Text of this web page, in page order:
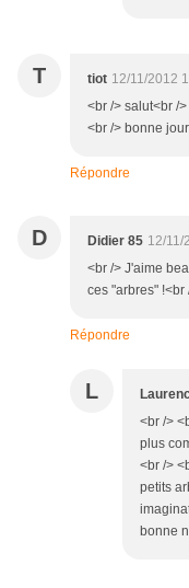
T tiot 12/11/2012
<br /> salut<br /
<br /> bonne
Répondre
D Didier 85 12/11/
<br /> J'aime
ces "arbres"
Répondre
L
<br />
plus
<br />
petits
bonne